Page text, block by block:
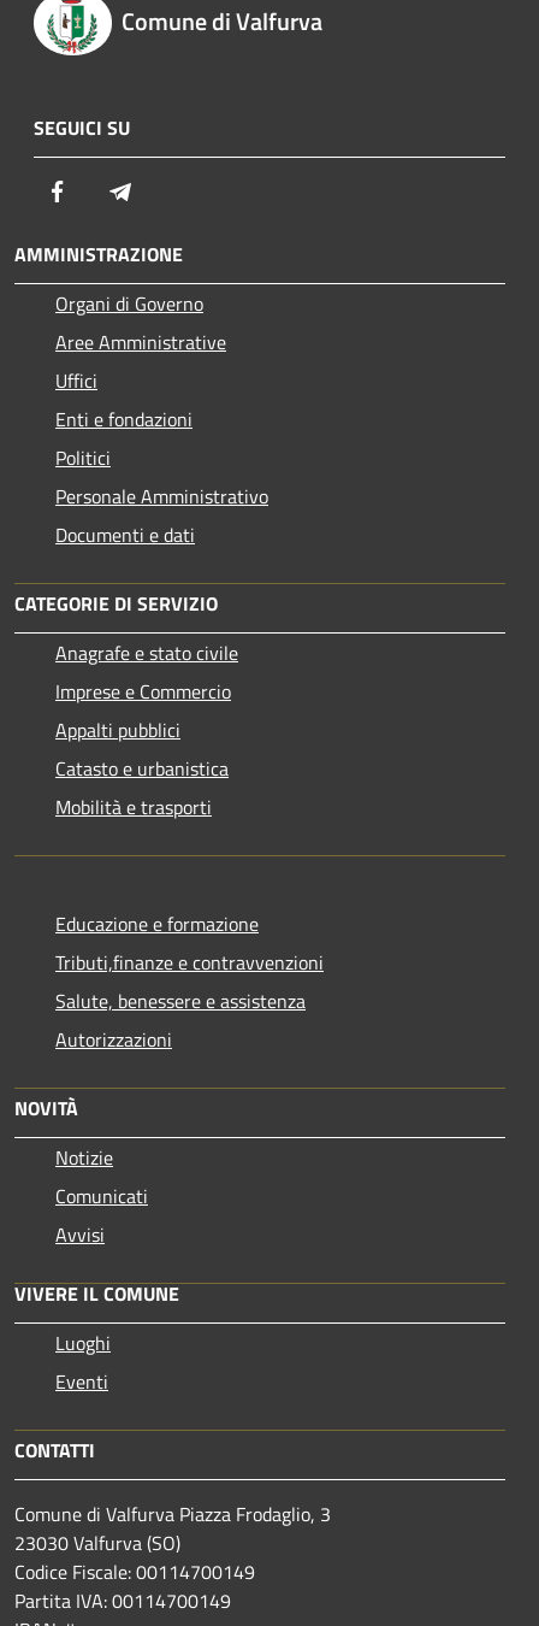
Comune di Valfurva
SEGUICI SU
Facebook
AMMINISTRAZIONE
Organi di Governo
Aree Amministrative
Uffici
Enti e fondazioni
Politici
Personale Amministrativo
Documenti e dati
CATEGORIE DI SERVIZIO
Anagrafe e stato civile
Imprese e Commercio
Appalti pubblici
Catasto e urbanistica
Mobilità e trasporti
Educazione e formazione
Tributi,finanze e contravvenzioni
Salute, benessere e assistenza
Autorizzazioni
NOVITÀ
Notizie
Comunicati
Avvisi
VIVERE IL COMUNE
Luoghi
Eventi
CONTATTI
Comune di Valfurva Piazza Frodaglio, 3
23030 Valfurva (SO)
Codice Fiscale: 00114700149
Partita IVA: 00114700149